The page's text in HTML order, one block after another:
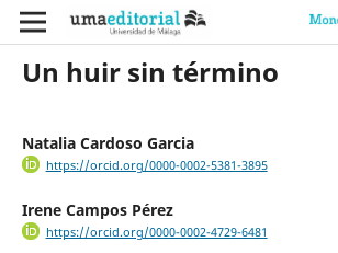
Un huir sin término
Natalia Cardoso Garcia
https://orcid.org/0000-0002-5381-3895
Irene Campos Pérez
https://orcid.org/0000-0002-4729-6481